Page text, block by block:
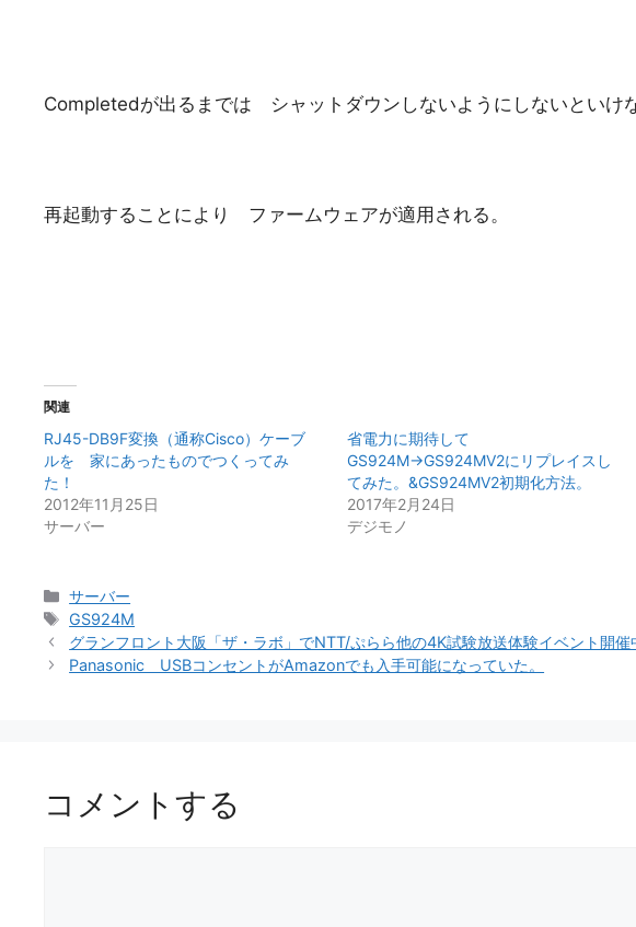
Completedが出るまでは シャットダウンしないようにしないといけな
再起動することにより ファームウェアが適用される。
関連
RJ45-DB9F変換（通称Cisco）ケーブ
ルを 家にあったものでつくってみ
た！
2012年11月25日
サーバー
省電力に期待して
GS924M→GS924MV2にリプレイスし
てみた。&GS924MV2初期化方法。
2017年2月24日
デジモノ
カ
テ
ゴ
リ
サーバー
タ
グ
GS924M
グランフロント大阪「ザ・ラボ」でNTT/ぷらら他の4K試験放送体験イベント開催
Panasonic USBコンセントがAmazonでも入手可能になっていた。
コメントする